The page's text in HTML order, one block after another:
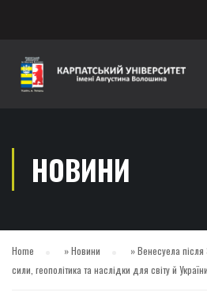
НОВИНИ
Home »Новини »Венесуела
сили, геополітика та наслідки для світу й України